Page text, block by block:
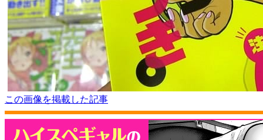
この画像を掲載した記事